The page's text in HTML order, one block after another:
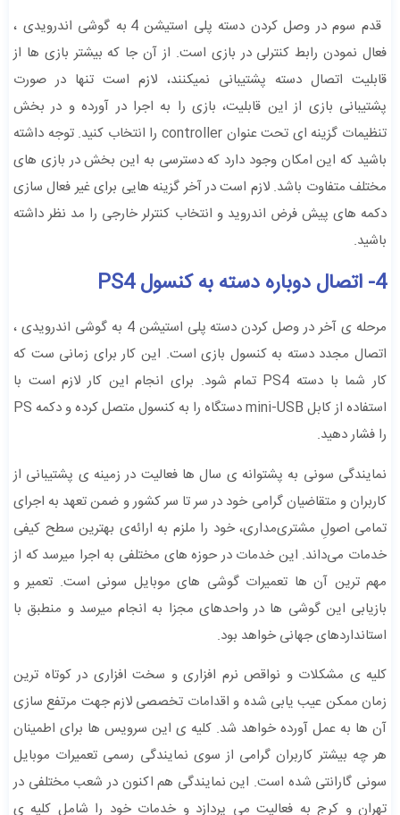
قدم سوم در وصل کردن دسته پلی استیشن 4 به گوشی اندرویدی ،
فعال نمودن رابط کنترلی در بازی است. از آن جا که بیشتر بازی ها از
قابلیت اتصال دسته پشتیبانی نمیکنند، لازم است تنها در صورت
پشتیبانی بازی از این قابلیت، بازی را به اجرا در آورده و در بخش
تنظیمات گزینه ای تحت عنوان controller را انتخاب کنید. توجه داشته
باشید که این امکان وجود دارد که دسترسی به این بخش در بازی های
مختلف متفاوت باشد. لازم است در آخر گزینه هایی برای غیر فعال سازی
دکمه های پیش فرض اندروید و انتخاب کنترلر خارجی را مد نظر داشته
باشید.
4- اتصال دوباره دسته به کنسول PS4
مرحله ی آخر در وصل کردن دسته پلی استیشن 4 به گوشی اندرویدی ،
اتصال مجدد دسته به کنسول بازی است. این کار برای زمانی ست که
کار شما با دسته PS4 تمام شود. برای انجام این کار لازم است با
استفاده از کابل mini-USB دستگاه را به کنسول متصل کرده و دکمه PS
را فشار دهید.
نمایندگی سونی به پشتوانه ی سال ها فعالیت در زمینه ی پشتیبانی از
کاربران و متقاضیان گرامی خود در سر تا سر کشور و ضمن تعهد به اجرای
تمامی اصولِ مشتری‌مداری، خود را ملزم به ارائه‌ی بهترین سطح کیفی
خدمات می‌داند. این خدمات در حوزه های مختلفی به اجرا میرسد که از
مهم ترین آن ها تعمیرات گوشی های موبایل سونی است. تعمیر و
بازیابی این گوشی ها در واحدهای مجزا به انجام میرسد و منطبق با
استانداردهای جهانی خواهد بود.
کلیه ی مشکلات و نواقص نرم افزاری و سخت افزاری در کوتاه ترین
زمان ممکن عیب یابی شده و اقدامات تخصصی لازم جهت مرتفع سازی
آن ها به عمل آورده خواهد شد. کلیه ی این سرویس ها برای اطمینان
هر چه بیشتر کاربران گرامی از سوی نمایندگی رسمی تعمیرات موبایل
سونی گارانتی شده است. این نمایندگی هم اکنون در شعب مختلفی در
تهران و کرج به فعالیت می پردازد و خدمات خود را شامل کلیه ی